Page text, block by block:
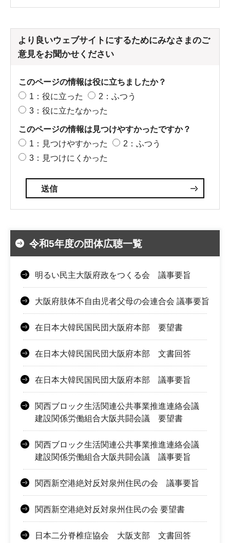
より良いウェブサイトにするためにみなさまのご
意見をお聞かせください
このページの情報は役に立ちましたか？
1：役に立った
2：ふつう
3：役に立たなかった
このページの情報は見つけやすかったですか？
1：見つけやすかった
2：ふつう
3：見つけにくかった
令和5年度の団体広聴一覧
明るい民主大阪府政をつくる会 議事要旨
大阪府肢体不自由児者父母の会連合会 議事要旨
在日本大韓民国民団大阪府本部 要望書
在日本大韓民国民団大阪府本部 文書回答
在日本大韓民国民団大阪府本部 議事要旨
関西ブロック生活関連公共事業推進連絡会議
建設関係労働組合大阪共闘会議 要望書
関西ブロック生活関連公共事業推進連絡会議
建設関係労働組合大阪共闘会議 議事要旨
関西新空港絶対反対泉州住民の会 議事要旨
関西新空港絶対反対泉州住民の会 要望書
日本二分脊椎症協会 大阪支部 文書回答